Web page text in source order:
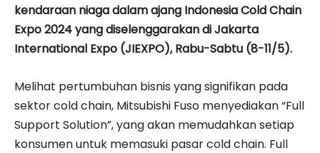
kendaraan niaga dalam ajang Indonesia Cold Chain
Expo 2024 yang diselenggarakan di Jakarta
International Expo (JIEXPO), Rabu-Sabtu (8-11/5).
Melihat pertumbuhan bisnis yang signifikan pada
sektor cold chain, Mitsubishi Fuso menyediakan “Full
Support Solution”, yang akan memudahkan setiap
konsumen untuk memasuki pasar cold chain. Full